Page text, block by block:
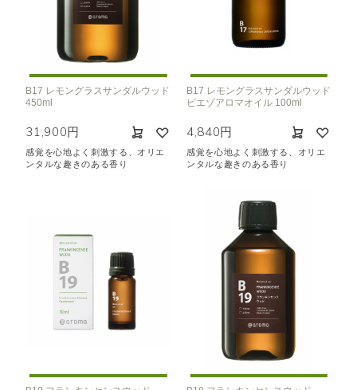
B17 レモングラスサンダルウッド
450ml
31,900円
感覚を心地よく刺激する、オリエ
ンタルな趣きのある香り
B17 レモングラスサンダルウッド
ピエゾアロマオイル 100ml
4,840円
感覚を心地よく刺激する、オリエ
ンタルな趣きのある香り